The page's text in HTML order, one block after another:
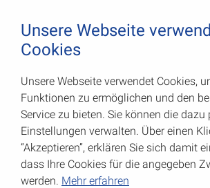
Winkel-Träger
Art.-Nr.: 062504230WA
Unsere Webseite
Cookies
Unsere Webseite verwendet Cookies,
Funktionen zu ermöglichen und den
Service zu bieten. Sie können die dazu
Einstellungen verwalten. Über einen
“Akzeptieren”, erklären Sie sich damit
dass Ihre Cookies für die angegeben
werden. Mehr erfahren